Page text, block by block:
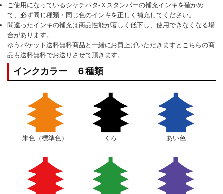
ご使用になっているシャチハタ-Ｘスタンパーの補充インキを確かめ
て、必ず同じ種類・同じ色のインキを正しく補充してください。
間違ったインキの補充は商品性能が著しく低下し、使用できなくなる場
合があります。
ゆうパケット送料無料商品と一緒にお買上げいただきますとこちらの商
品も送料無料でお送りさせて頂きます。
インクカラー ６種類
朱色（標準色） くろ あい色